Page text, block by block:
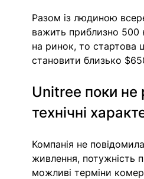
Разом із людиною
важить приблизно 500
на ринок, то стартова
становити близько
Unitree поки не
технічні
Компанія не
живлення, потужність
можливі терміни